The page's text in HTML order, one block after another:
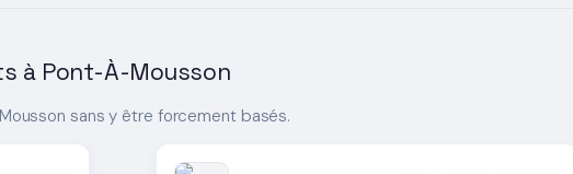
à Pont-À-Mousson
sans y être forcement basés.